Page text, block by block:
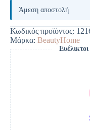
e
r
n
a
t
i
v
e
:
Άμεση αποστολή
Κωδικός προϊόντος:
Μάρκα: BeautyHome